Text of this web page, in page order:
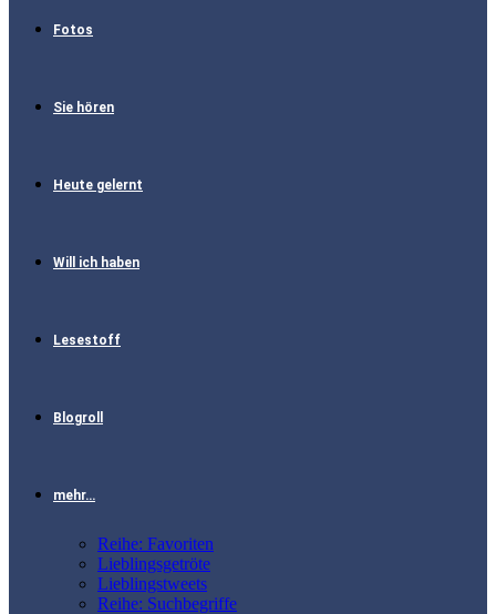
Fotos
Sie hören
Heute gelernt
Will ich haben
Lesestoff
Blogroll
mehr…
Reihe: Favoriten
Lieblingsgetröte
Lieblingstweets
Reihe: Suchbegriffe